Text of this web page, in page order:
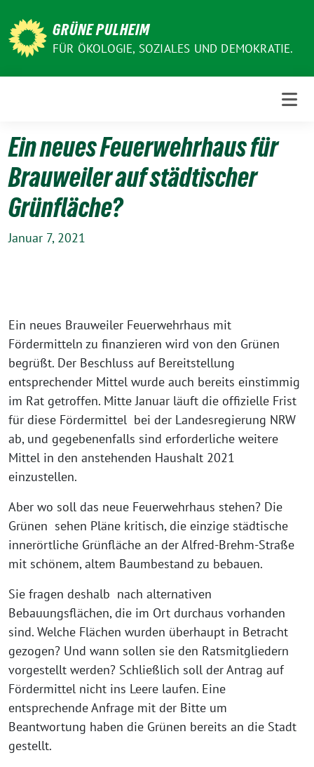
zum
Inhalt
GRÜNE PULHEIM
FÜR ÖKOLOGIE, SOZIALES UND DEMOKRATIE.
Ein neues Feuerwehrhaus für
Brauweiler auf städtischer
Grünfläche?
Januar 7, 2021
Ein neues Brauweiler Feuerwehrhaus mit
Fördermitteln zu finanzieren wird von den Grünen
begrüßt. Der Beschluss auf Bereitstellung
entsprechender Mittel wurde auch bereits einstimmig
im Rat getroffen. Mitte Januar läuft die offizielle Frist
für diese Fördermittel bei der Landesregierung NRW
ab, und gegebenenfalls sind erforderliche weitere
Mittel in den anstehenden Haushalt 2021
einzustellen.
Aber wo soll das neue Feuerwehrhaus stehen? Die
Grünen sehen Pläne kritisch, die einzige städtische
innerörtliche Grünfläche an der Alfred-Brehm-Straße
mit schönem, altem Baumbestand zu bebauen.
Sie fragen deshalb nach alternativen
Bebauungsflächen, die im Ort durchaus vorhanden
sind. Welche Flächen wurden überhaupt in Betracht
gezogen? Und wann sollen sie den Ratsmitgliedern
vorgestellt werden? Schließlich soll der Antrag auf
Fördermittel nicht ins Leere laufen. Eine
entsprechende Anfrage mit der Bitte um
Beantwortung haben die Grünen bereits an die Stadt
gestellt.